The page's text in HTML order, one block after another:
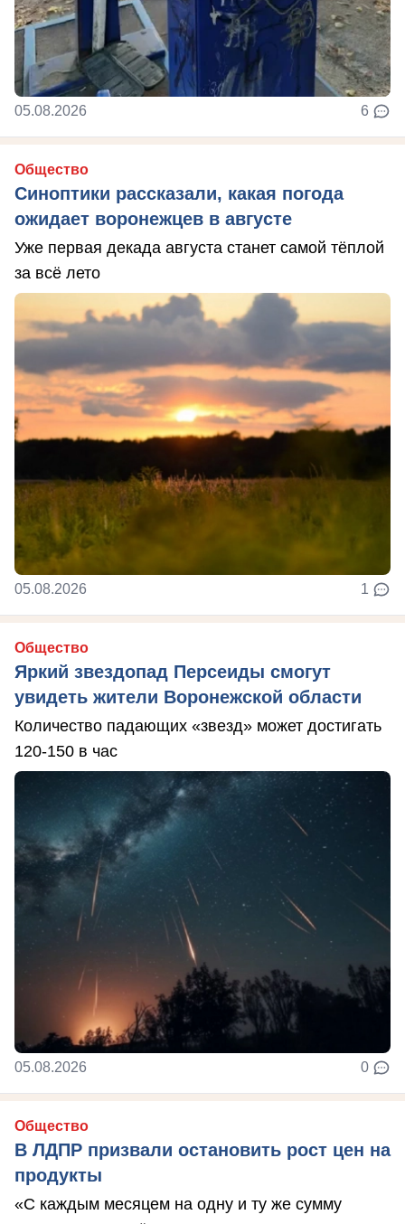
05.08.2026 6
Общество
Синоптики рассказали, какая погода
ожидает воронежцев в августе
Уже первая декада августа станет самой тёплой
за всё лето
05.08.2026 1
Общество
Яркий звездопад Персеиды смогут
увидеть жители Воронежской области
Количество падающих «звезд» может достигать
120-150 в час
05.08.2026 0
Общество
В ЛДПР призвали остановить рост цен на
продукты
«С каждым месяцем на одну и ту же сумму